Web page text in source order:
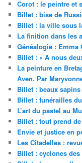
Corot : le peintre et
Billet : bise de
Billet : la ville sous
La finition dans les
Généalogie : Emma
Billet : « A nous
La peinture en
Aven. Par
Billet : beaux
Billet : funérailles
L’art du pastel au
Billet : tout prend de
Envie et justice en
Les Citadelles :
Billet : cyclones des